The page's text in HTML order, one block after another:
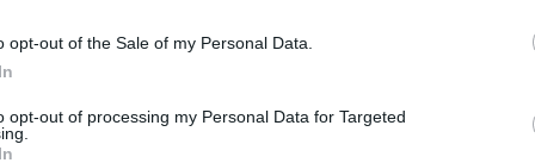
opt-out of the Sale of my Personal Data.
opt-out of processing my Personal Data for Targeted
δήλωσε: “Είναι τιμή μας που επιλέχθηκε
ότι οι κυβερνοεπιθέσεις είναι πλέον
του Παναθηναϊκού, θα είναι μεγάλη μας χαρά